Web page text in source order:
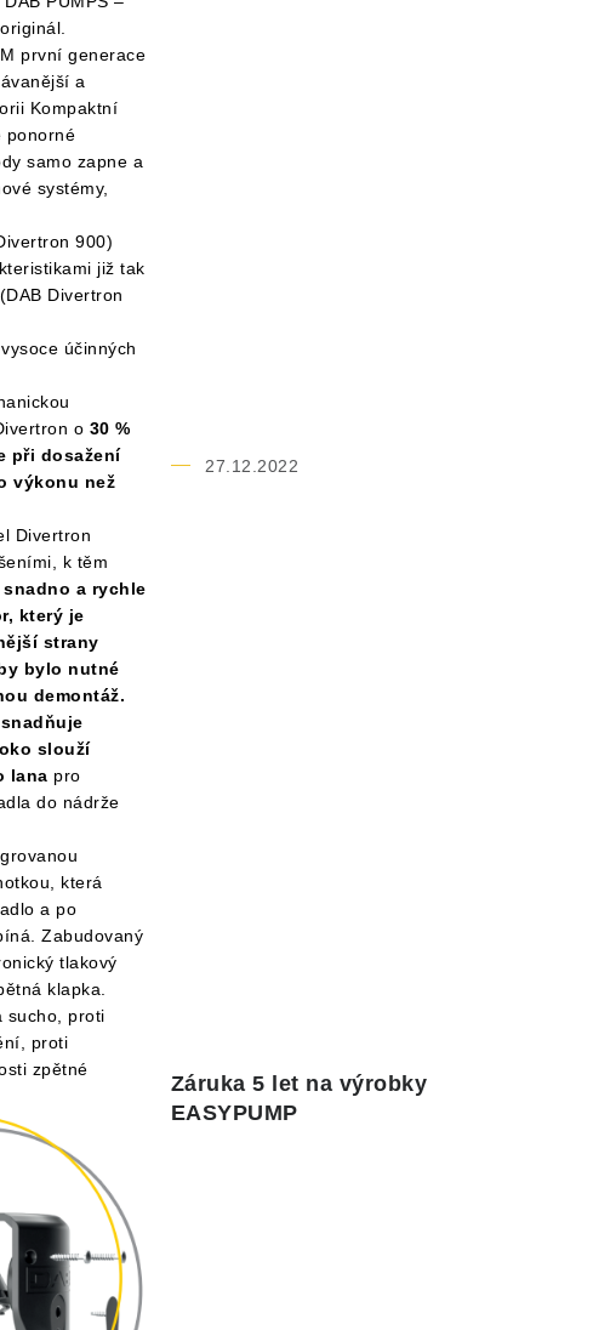
první generace
a
Kompaktní
ponorné
samo zapne a
systémy,
900)
již tak
Divertron
účinných
o 30 %
při dosažení
výkonu než
Divertron
k těm
snadno a rychle
který je
strany
bylo nutné
demontáž.
slouží
lana pro
do nádrže
která
a po
Zabudovaný
tlakový
klapka.
sucho, proti
proti
zpětné
Záruka 5 let na výrobky
EASYPUMP
27.12.2022